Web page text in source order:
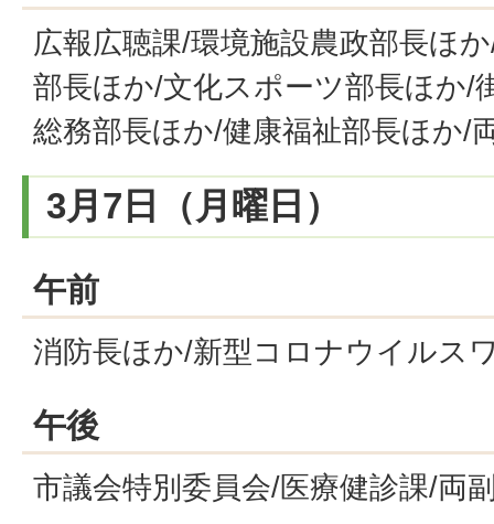
広報広聴課/環境施設農政部長ほ
部長ほか/文化スポーツ部長ほか/
総務部長ほか/健康福祉部長ほか/
3月7日（月曜日）
午前
消防長ほか/新型コロナウイルス
午後
市議会特別委員会/医療健診課/両